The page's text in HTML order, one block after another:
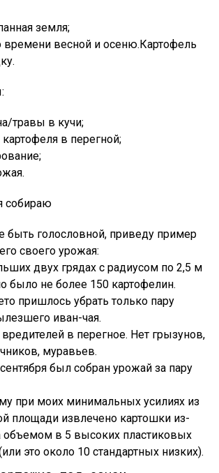
земля;
времени весной и осеню.Картофель
травы в кучи;
в перегной;
собираю
быть голословной, приведу пример
своего урожая:
двух грядах с радиусом по 2,5 м
было не более 150 картофелин.
пришлось убрать только пару
иван-чая.
в перегное. Нет грызунов,
муравьев.
был собран урожай за пару
при моих минимальных усилиях из
площади извлечено картошки из-
объемом в 5 высоких пластиковых
это около 10 стандартных низких).